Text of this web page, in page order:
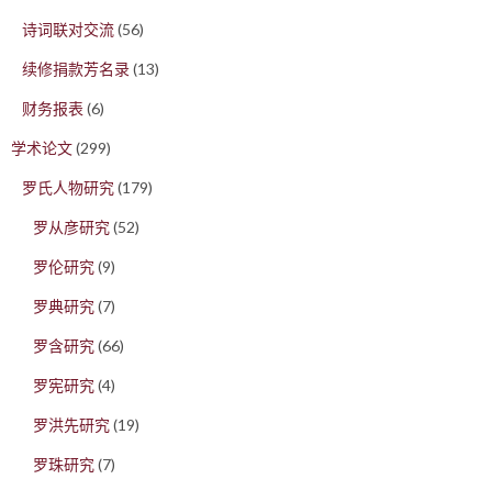
诗词联对交流(56)
续修捐款芳名录(13)
财务报表 (6)
学术论文(299)
罗氏人物研究(179)
罗从彦研究(52)
罗伦研究(9)
罗典研究(7)
罗含研究(66)
罗宪研究(4)
罗洪先研究(19)
罗珠研究(7)